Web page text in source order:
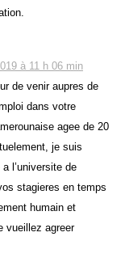
à 11 h 06 min
de venir aupres de
dans votre
agee de 20
je suis
l’universite de
stagieres en temps
humain et
vueillez agreer